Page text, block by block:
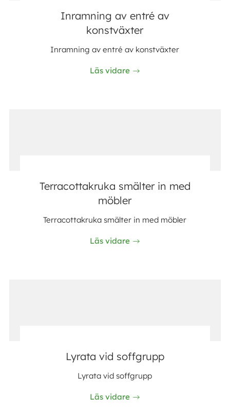
Inramning av entré av
konstväxter
Inramning av entré av konstväxter
Läs vidare
Terracottakruka smälter in med
möbler
Terracottakruka smälter in med möbler
Läs vidare
Lyrata vid soffgrupp
Lyrata vid soffgrupp
Läs vidare